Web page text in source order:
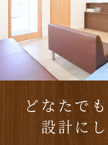
どなたで
設計に